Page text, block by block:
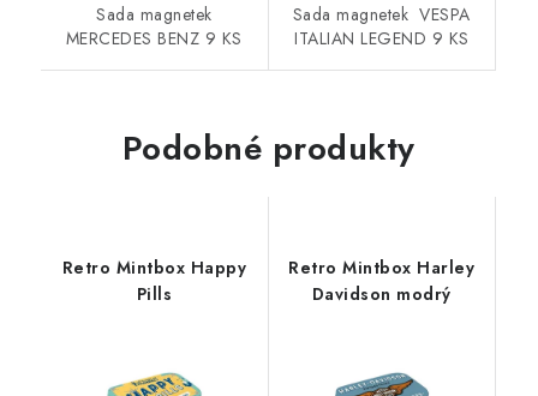
Sada magnetek
MERCEDES BENZ 9 KS
Sada magnetek VESPA
ITALIAN LEGEND 9 KS
Podobné produkty
Retro Mintbox Happy
Pills
Retro Mintbox Harley
Davidson modrý